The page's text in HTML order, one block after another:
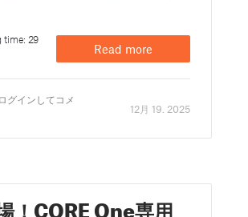
time: 29
Read more
ログインしてコメ
12月 19. 2025
！CORE One専用